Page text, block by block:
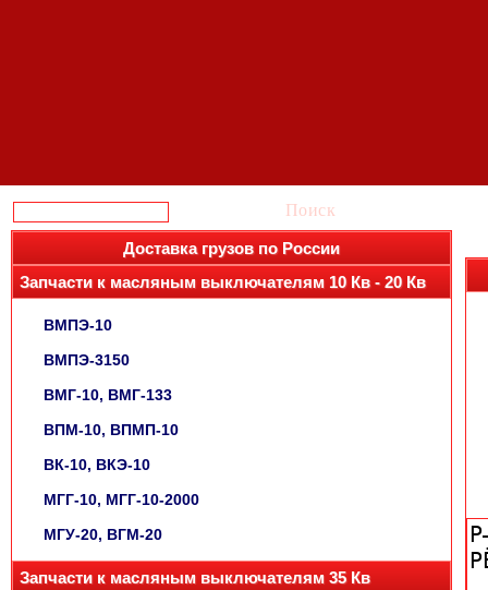
Поиск
Доставка грузов по России
Запчасти к масляным выключателям 10 Кв - 20 Кв
ВМПЭ-10
ВМПЭ-3150
ВМГ-10, ВМГ-133
ВПМ-10, ВПМП-10
ВК-10, ВКЭ-10
МГГ-10, МГГ-10-2000
МГУ-20, ВГМ-20
Запчасти к масляным выключателям 35 Кв